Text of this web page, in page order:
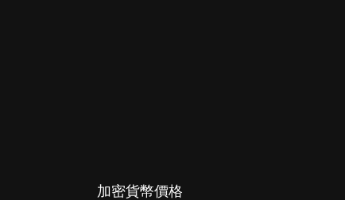
加密貨幣價格